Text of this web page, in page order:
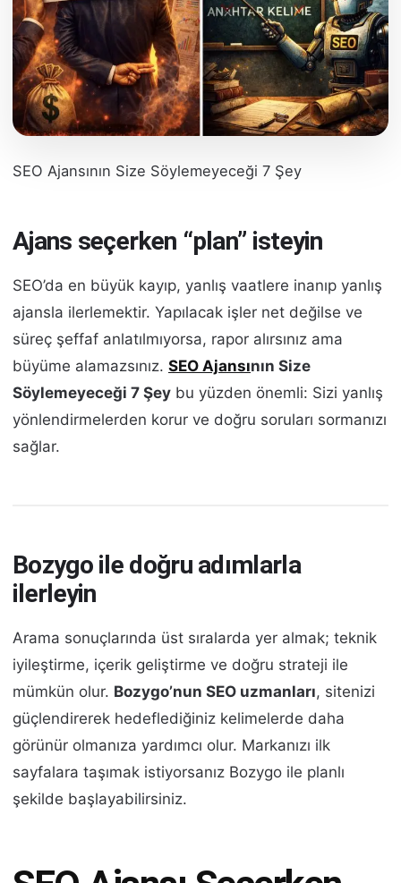
SEO Ajansının Size Söylemeyeceği 7 Şey
Ajans seçerken “plan” isteyin
SEO’da en büyük kayıp, yanlış vaatlere inanıp yanlış
ajansla ilerlemektir. Yapılacak işler net değilse ve
süreç şeffaf anlatılmıyorsa, rapor alırsınız ama
büyüme alamazsınız. SEO Ajansının Size
Söylemeyeceği 7 Şey bu yüzden önemli: Sizi yanlış
yönlendirmelerden korur ve doğru soruları sormanızı
sağlar.
Bozygo ile doğru adımlarla
ilerleyin
Arama sonuçlarında üst sıralarda yer almak; teknik
iyileştirme, içerik geliştirme ve doğru strateji ile
mümkün olur. Bozygo’nun SEO uzmanları, sitenizi
güçlendirerek hedeflediğiniz kelimelerde daha
görünür olmanıza yardımcı olur. Markanızı ilk
sayfalara taşımak istiyorsanız Bozygo ile planlı
şekilde başlayabilirsiniz.